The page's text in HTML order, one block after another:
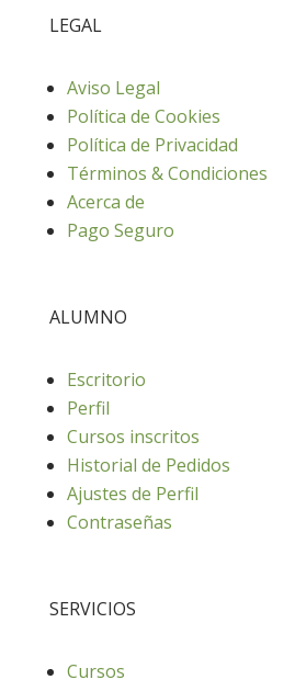
LEGAL
Aviso Legal
Política de Cookies
Política de Privacidad
Términos & Condiciones
Acerca de
Pago Seguro
ALUMNO
Escritorio
Perfil
Cursos inscritos
Historial de Pedidos
Ajustes de Perfil
Contraseñas
SERVICIOS
Cursos